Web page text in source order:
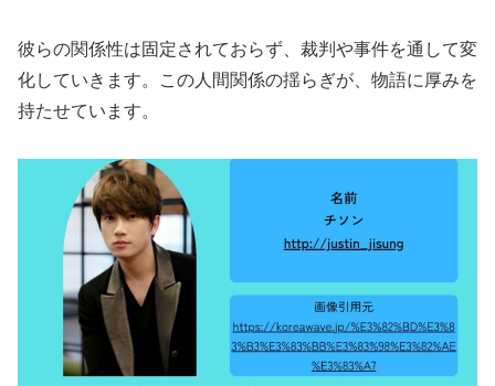
彼らの関係性は固定されておらず、裁判や事件を通して変
化していきます。この人間関係の揺らぎが、物語に厚みを
持たせています。